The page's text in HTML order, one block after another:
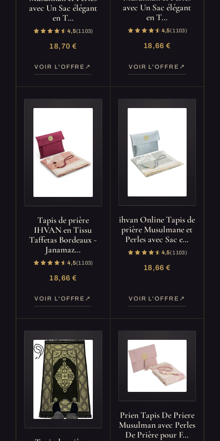
avec Un Sac élégant
en T…
4,5(1 103)
18,70 €
VOIR L'OFFRE
avec Un Sac élégant
en T…
4,5(1 103)
18,66 €
VOIR L'OFFRE
Tapis de prière
IHVAN en Tissu
Taffetas Bordeaux -
Janamaz…
4,5(1 103)
18,66 €
VOIR L'OFFRE
ihvan Online Tapis de
prière Musulmane et
Perles avec Sac e…
4,5(1 103)
18,66 €
VOIR L'OFFRE
Prien Tapis De Priere
Musulman avec Perles
De Prière pour F…